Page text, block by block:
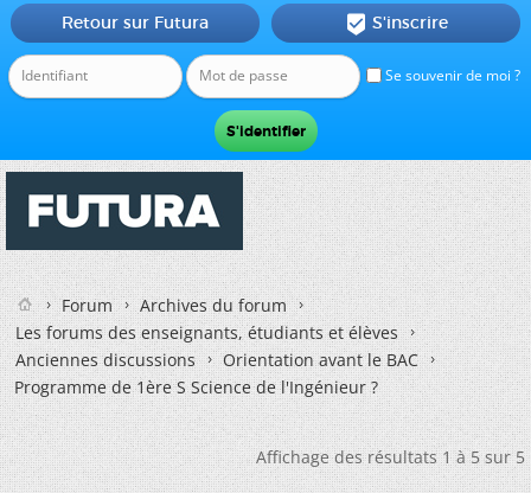
Se souvenir de moi ?
Retour sur Futura  S'inscrire
Forum
Archives du forum
Les forums des enseignants, étudiants et élèves
Anciennes discussions
Orientation avant le BAC
Programme de 1ère S Science de l'Ingénieur ?
Affichage des résultats 1 à 5 sur 5